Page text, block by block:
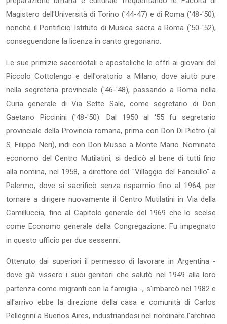
Magistero dell'Università di Torino ('44-47) e di Roma ('48-'50),
nonché il Pontificio Istituto di Musica sacra a Roma ('50-'52),
conseguendone la licenza in canto gregoriano.
Le sue primizie sacerdotali e apostoliche le offrì ai giovani del
Piccolo Cottolengo e dell'oratorio a Milano, dove aiutò pure
nella segreteria provinciale ('46-'48), passando a Roma nella
Curia generale di Via Sette Sale, come segretario di Don
Gaetano Piccinini ('48-'50). Dal 1950 al '55 fu segretario
provinciale della Provincia romana, prima con Don Di Pietro (al
S. Filippo Neri), indi con Don Musso a Monte Mario. Nominato
economo del Centro Mutilatini, si dedicò al bene di tutti fino
alla nomina, nel 1958, a direttore del "Villaggio del Fanciullo" a
Palermo, dove si sacrificò senza risparmio fino al 1964, per
tornare a dirigere nuovamente il Centro Mutilatini in Via della
Camilluccia, fino al Capitolo generale del 1969 che lo scelse
come Economo generale della Congregazione. Fu impegnato
in questo ufficio per due sessenni.
Ottenuto dai superiori il permesso di lavorare in Argentina -
dove già vissero i suoi genitori che salutò nel 1949 alla loro
partenza come migranti con la famiglia -, s'imbarcò nel 1982 e
all'arrivo ebbe la direzione della casa e comunità di Carlos
Pellegrini a Buenos Aires, industriandosi nel riordinare l'archivio